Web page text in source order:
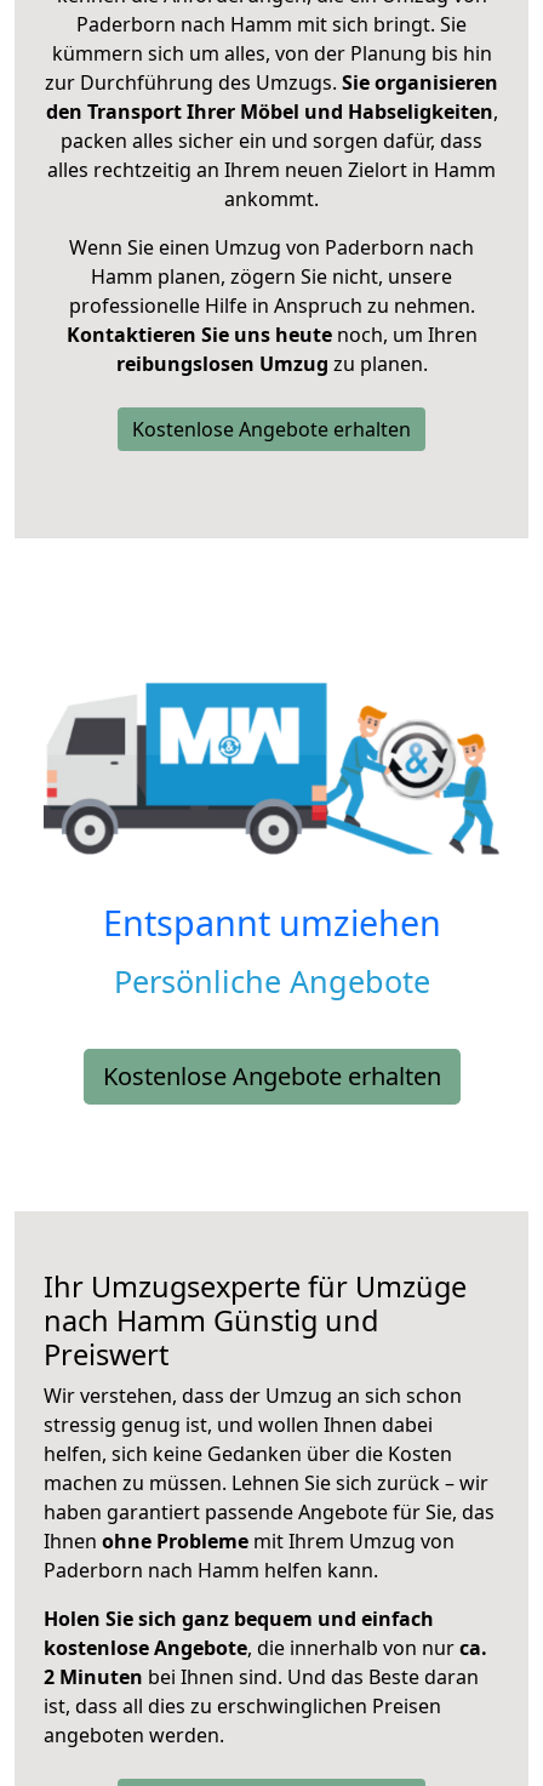
Paderborn nach Hamm mit sich bringt. Sie
kümmern sich um alles, von der Planung bis hin
zur Durchführung des Umzugs. Sie organisieren
den Transport Ihrer Möbel und Habseligkeiten,
packen alles sicher ein und sorgen dafür, dass
alles rechtzeitig an Ihrem neuen Zielort in Hamm
ankommt.
Wenn Sie einen Umzug von Paderborn nach
Hamm planen, zögern Sie nicht, unsere
professionelle Hilfe in Anspruch zu nehmen.
Kontaktieren Sie uns heutenoch, um Ihren
reibungslosen Umzug zu planen.
Kostenlose Angebote erhalten
Entspannt umziehen
Persönliche Angebote
Kostenlose Angebote erhalten
Ihr Umzugsexperte für Umzüge
nach Hamm Günstig und
Preiswert
Wir verstehen, dass der Umzug an sich schon
stressig genug ist, und wollen Ihnen dabei
helfen, sich keine Gedanken über die Kosten
machen zu müssen. Lehnen Sie sich zurück – wir
haben garantiert passende Angebote für Sie, das
Ihnen ohne Probleme mit Ihrem Umzug von
Paderborn nach Hamm helfen kann.
Holen Sie sich ganz bequem und einfach
kostenlose Angebote, die innerhalb von nurca.
2 Minuten bei Ihnen sind. Und das Beste daran
ist, dass all dies zu erschwinglichen Preisen
angeboten werden.